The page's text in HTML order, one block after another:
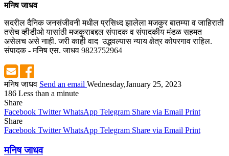
मनिष जाधव
सदरील दैनिक जनसंजीवनी मधील प्रसिध्द झालेला मजकुर बातम्या व जाहिराती
तसेच व्हीडीओ यासांठी मजकुराबद्दल संपादक व संपादकीय मंडळ सहमत
असेलच असे नाही. जरी काही वाद उद्भवल्यास न्याय क्षेत्र कोपरगाव राहिल.
संपादक - मनिष एस. जाधव 9823752964
मनिष जाधव Send an email Wednesday,January 25, 2023
186 Less than a minute
Share
Facebook Twitter WhatsApp Telegram Share via Email Print
Share
Facebook Twitter WhatsApp Telegram Share via Email Print
मनिष जाधव